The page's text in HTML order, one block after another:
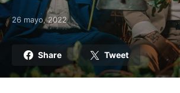
Posted on
26 mayo, 2022
Share Tweet